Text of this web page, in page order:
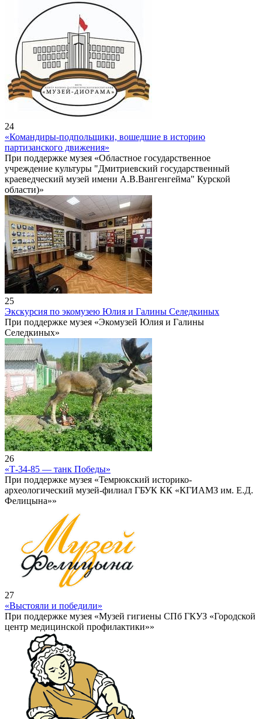
24
«Командиры-подпольщики, вошедшие в историю
партизанского движения»
При поддержке музея «Областное государственное
учреждение культуры "Дмитриевский государственный
краеведческий музей имени А.В.Вангенгейма" Курской
области)»
25
Экскурсия по экомузею Юлия и Галины Селедкиных
При поддержке музея «Экомузей Юлия и Галины
Селедкиных»
26
«Т-34-85 — танк Победы»
При поддержке музея «Темрюкский историко-
археологический музей-филиал ГБУК КК «КГИАМЗ им. Е.Д.
Фелицына»»
27
«Выстояли и победили»
При поддержке музея «Музей гигиены СПб ГКУЗ «Городской
центр медицинской профилактики»»